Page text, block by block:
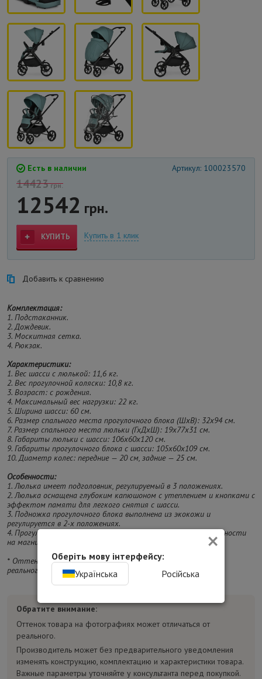
Есть в наличии Артикул: 100023570
14423грн.
12542 грн.
КУПИТЬ Купить в 1 клик
Добавить к сравнению
Комплектация:
1. Подстаканник.
2. Дождевик.
3. Москитная сетка.
4. Рюкзак.
Характеристики:
1. Вес шасси с люлькой: 11,6 кг.
2. Вес прогулочной коляски: 10,8 кг.
3. Возраст: с рождения.
4. Максимальный вес нагрузки: 22 кг.
5. Ширина шасси: 60 см.
6. Размер спального места прогулочного блока (ШхВ): 32х94 см.
7. Размер спального места люльки (ГхДхШ): 19х77х31 см.
8. Габариты люльки с шасси: 106х60х120 см.
9. Габариты прогулочного блока с шасси: 105х60х109 см.
10. Диаметр колес: передние — 20 см, задние — 25 см.
Особенности:
1. Люлька имеет подголовник, регулируемый в 3 положениях.
2. Люлька оснащена глубоким капюшоном с утеплением и кнопками с
эффектом памяти для легкого снятия с шасси.
3. Подножка прогулочного блока выполнена из экокожи и
регулируется в 2-х положениях.
4. Прогулочный блок оснащен 5-точечными ремнями безопасности
на магнитах.
* Оттенок изделия на фотографии может отличаться от
реального.
Обратите внимание:
Оттенок товара на фотографиях может отличаться от
реального.
Производитель может без предварительного уведомления
изменять конструкцию, комплектацию и характеристики товара.
Важные параметры уточняйте у консультанта перед покупкой.
×
Оберіть мову інтерфейсу:
Українська
Російська